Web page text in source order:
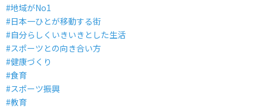
#地域がNo1
#日本一ひとが移動する街
#自分らしくいきいきとした生活
#スポーツとの向き合い方
#健康づくり
#食育
#スポーツ振興
#教育